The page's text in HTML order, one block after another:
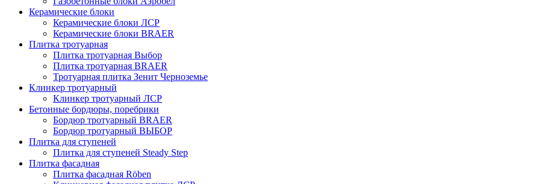
Керамические блоки
Керамические блоки ЛСР
Керамические блоки BRAER
Плитка тротуарная
Плитка тротуарная Выбор
Плитка тротуарная BRAER
Тротуарная плитка Зенит Черноземье
Клинкер тротуарный
Клинкер тротуарный ЛСР
Бетонные бордюры, поребрики
Бордюр тротуарный BRAER
Бордюр тротуарный ВЫБОР
Плитка для ступеней
Плитка для ступеней Steady Step
Плитка фасадная
Плитка фасадная Röben